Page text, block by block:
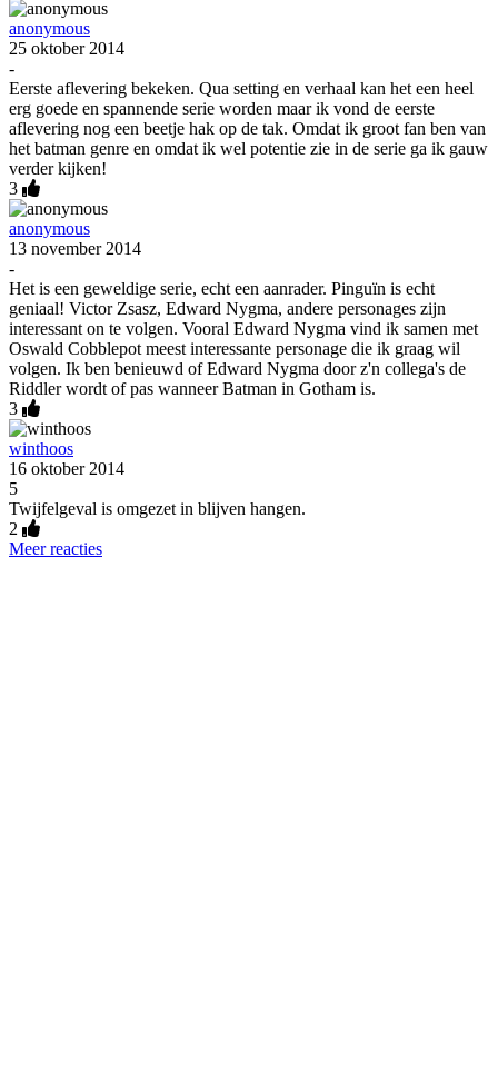
anonymous
25 oktober 2014
-
Eerste aflevering bekeken. Qua setting en verhaal kan het een heel
erg goede en spannende serie worden maar ik vond de eerste
aflevering nog een beetje hak op de tak. Omdat ik groot fan ben van
het batman genre en omdat ik wel potentie zie in de serie ga ik gauw
verder kijken!
3
anonymous
13 november 2014
-
Het is een geweldige serie, echt een aanrader. Pinguïn is echt
geniaal! Victor Zsasz, Edward Nygma, andere personages zijn
interessant on te volgen. Vooral Edward Nygma vind ik samen met
Oswald Cobblepot meest interessante personage die ik graag wil
volgen. Ik ben benieuwd of Edward Nygma door z'n collega's de
Riddler wordt of pas wanneer Batman in Gotham is.
3
winthoos
16 oktober 2014
5
Twijfelgeval is omgezet in blijven hangen.
2
Meer reacties